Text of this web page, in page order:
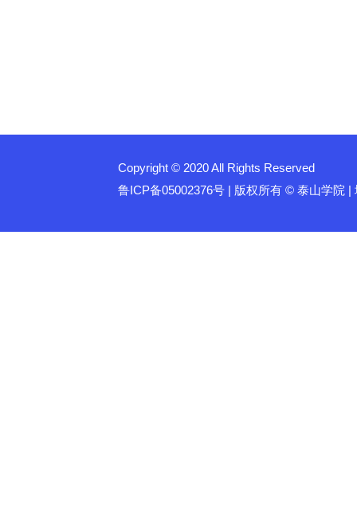
Copyright © 2020 All Rights Reserved
鲁ICP备05002376号 | 版权所有 © 泰山学院 |